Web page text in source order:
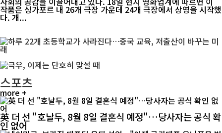
작품은 싱가포르 내 26개 극장 가운데 24개 극장에서 상영을 시작했
다. 개...
스포츠
more +
英 더 선 "호날두, 8월 8일 결혼식 예정"…당사자는 공식 확
인 없어